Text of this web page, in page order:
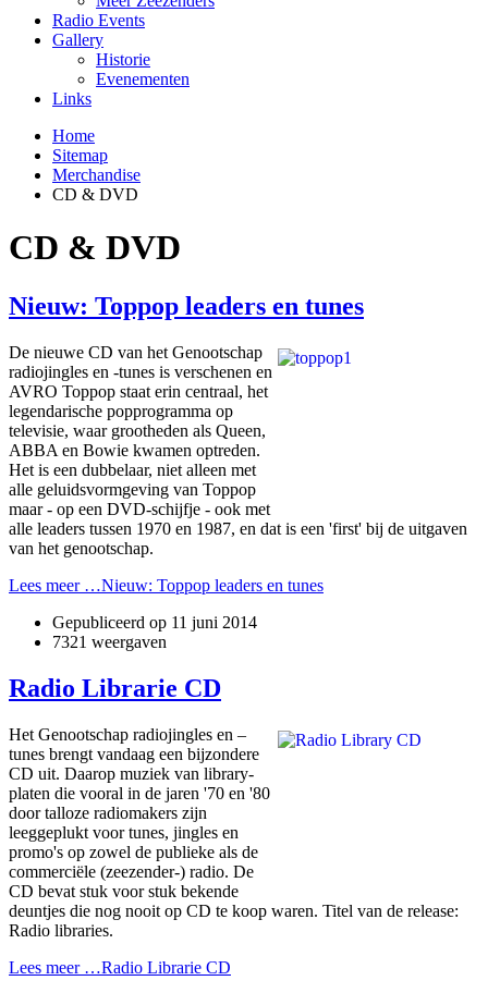
Radio Events
Gallery
Historie
Evenementen
Links
Home
Sitemap
Merchandise
CD & DVD
CD & DVD
Nieuw: Toppop leaders en tunes
De nieuwe CD van het Genootschap
radiojingles en -tunes is verschenen en
AVRO Toppop staat erin centraal, het
legendarische popprogramma op
televisie, waar grootheden als Queen,
ABBA en Bowie kwamen optreden.
Het is een dubbelaar, niet alleen met
alle geluidsvormgeving van Toppop
maar - op een DVD-schijfje - ook met
alle leaders tussen 1970 en 1987, en dat is een 'first' bij de uitgaven
van het genootschap.
Lees meer …Nieuw: Toppop leaders en tunes
Gepubliceerd op 11 juni 2014
7321 weergaven
Radio Librarie CD
Het Genootschap radiojingles en –
tunes brengt vandaag een bijzondere
CD uit. Daarop muziek van library-
platen die vooral in de jaren '70 en '80
door talloze radiomakers zijn
leeggeplukt voor tunes, jingles en
promo's op zowel de publieke als de
commerciële (zeezender-) radio. De
CD bevat stuk voor stuk bekende
deuntjes die nog nooit op CD te koop waren. Titel van de release:
Radio libraries.
Lees meer …Radio Librarie CD